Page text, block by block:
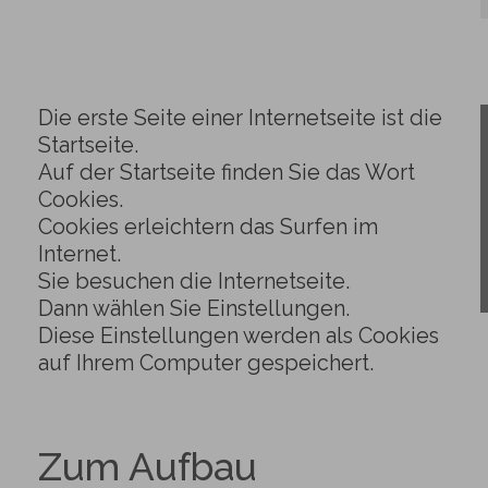
Die erste Seite einer Internetseite ist die
Startseite.
Auf der Startseite finden Sie das Wort
Cookies.
Cookies erleichtern das Surfen im
Internet.
Sie besuchen die Internetseite.
Dann wählen Sie Einstellungen.
Diese Einstellungen werden als Cookies
auf Ihrem Computer gespeichert.
Zum Aufbau